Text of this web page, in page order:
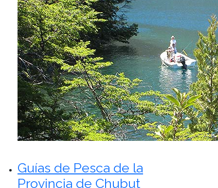
Guías de Pesca de la
Provincia de Chubut